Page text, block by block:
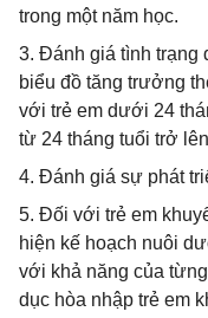
trong một năm học.
3. Đánh giá tình trạng
biểu đồ tăng trưởng
với trẻ em dưới 24
từ 24 tháng tuổi trở
4. Đánh giá sự phát
5. Đối với trẻ em
hiện kế hoạch nuôi
với khả năng của
dục hòa nhập trẻ em